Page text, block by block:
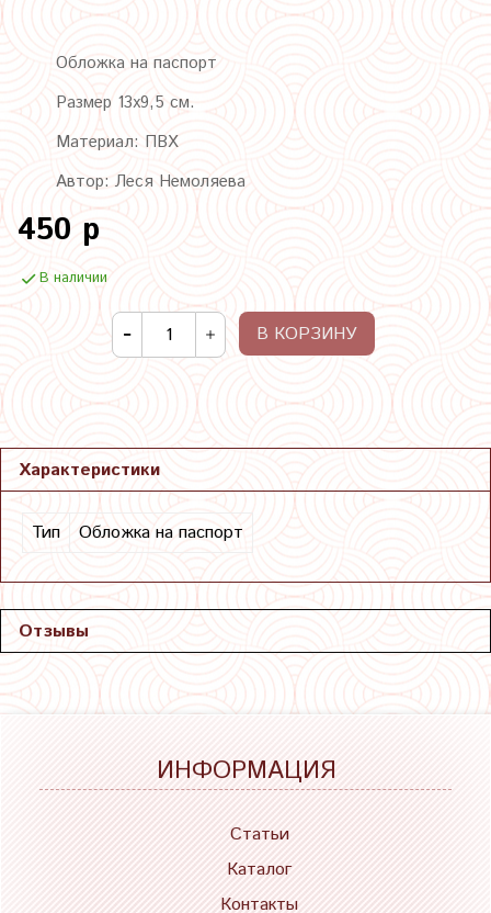
Обложка на паспорт
Размер 13х9,5 см.
Материал: ПВХ
Автор: Леся Немоляева
450 р
В наличии
В КОРЗИНУ
Характеристики
Тип Обложка на паспорт
Отзывы
ИНФОРМАЦИЯ
Статьи
Каталог
Контакты